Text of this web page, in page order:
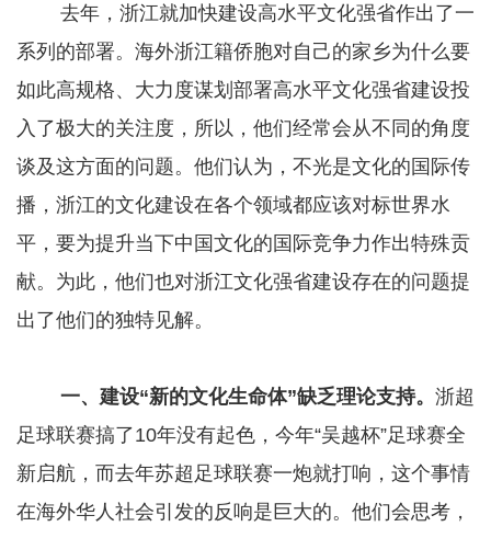
去年，浙江就加快建设高水平文化强省作出了一
系列的部署。海外浙江籍侨胞对自己的家乡为什么要
如此高规格、大力度谋划部署高水平文化强省建设投
入了极大的关注度，所以，他们经常会从不同的角度
谈及这方面的问题。他们认为，不光是文化的国际传
播，浙江的文化建设在各个领域都应该对标世界水
平，要为提升当下中国文化的国际竞争力作出特殊贡
献。为此，他们也对浙江文化强省建设存在的问题提
出了他们的独特见解。
一、建设“新的文化生命体”缺乏理论支持。 浙超
足球联赛搞了10年没有起色，今年“吴越杯”足球赛全
新启航，而去年苏超足球联赛一炮就打响，这个事情
在海外华人社会引发的反响是巨大的。他们会思考，